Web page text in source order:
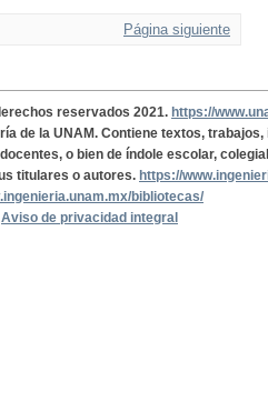
Página siguiente
reservados 2021. https://
de la UNAM. Contiene textos,
o bien de índole escolar,
titulares o autores. https://
bibliotecas/
Aviso de privacidad integral